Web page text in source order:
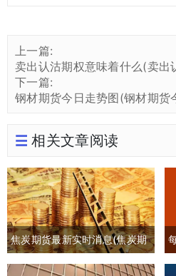
上一篇:
卖出认沽期权意味着什么(卖出
下一篇:
钢材期货今日走势图(钢材期货
相关文章阅读
焦炭期货最新实时消息(焦炭期
货最新行情分析)